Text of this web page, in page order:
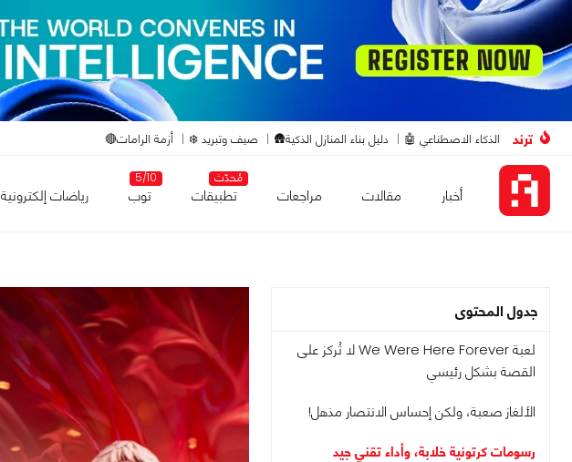
ترند الذكاء الاصطناعي 🤖 دليل بناء المنازل الذكية🛖 صيف وتبريد ❄️ أزمة الرامات🔴
أخبار مقالات مراجعات
مُحدّث
تطبيقات
5/10
توب رياضات إلكترونية
جدول المحتوى
لعبة We Were Here Forever لا تُركز على
القصة بشكل رئيسي
الألغاز صعبة، ولكن إحساس الانتصار مذهل!
رسومات كرتونية خلابة، وأداء تقني جيد